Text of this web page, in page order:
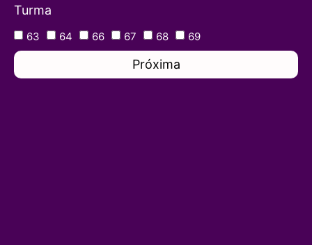
Turma
63 64 66 67 68 69
Próxima